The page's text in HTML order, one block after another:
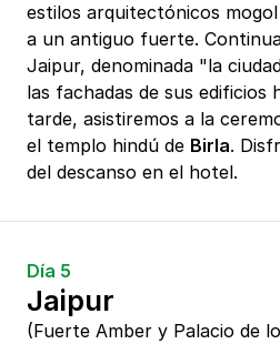
estilos arquitectónicos
a un antiguo fuerte.
Jaipur, denominada "la
las fachadas de sus edificios
tarde, asistiremos a la
el templo hindú de Birla.
del descanso en el hotel.
Día 5
Jaipur
(Fuerte Amber y Palacio de